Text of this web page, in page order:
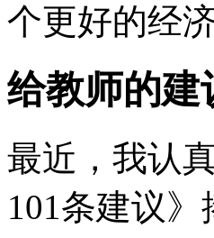
个更好的经
给教师的建
最近，我认
101条建议